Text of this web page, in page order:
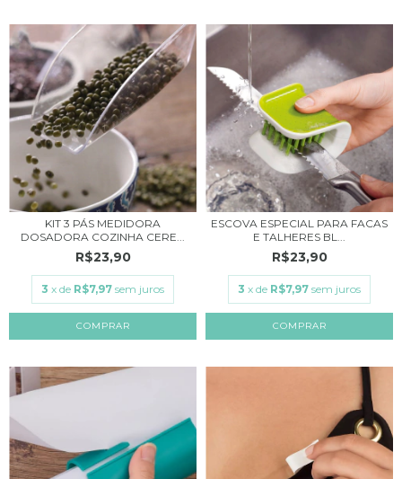
KIT 3 PÁS MEDIDORA
DOSADORA COZINHA CERE...
R$23,90
3 x de R$7,97 sem juros
ESCOVA ESPECIAL PARA FACAS
E TALHERES BL...
R$23,90
3 x de R$7,97 sem juros